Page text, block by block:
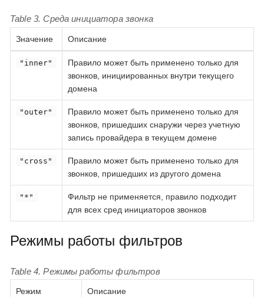
Table 3. Среда инициатора звонка
Значение Описание
"inner"
Правило может быть применено только для
звонков, инициированных внутри текущего
домена
"outer"
Правило может быть применено только для
звонков, пришедших снаружи через учетную
запись провайдера в текущем домене
"cross"
Правило может быть применено только для
звонков, пришедших из другого домена
"*"
Фильтр не применяется, правило подходит
для всех сред инициаторов звонков
Режимы работы фильтров
Table 4. Режимы работы фильтров
Режим Описание